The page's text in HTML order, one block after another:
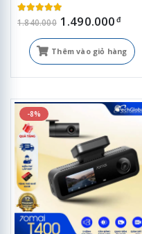
1.840.000 1.490.000 đ
Thêm vào giỏ hàng
-8%